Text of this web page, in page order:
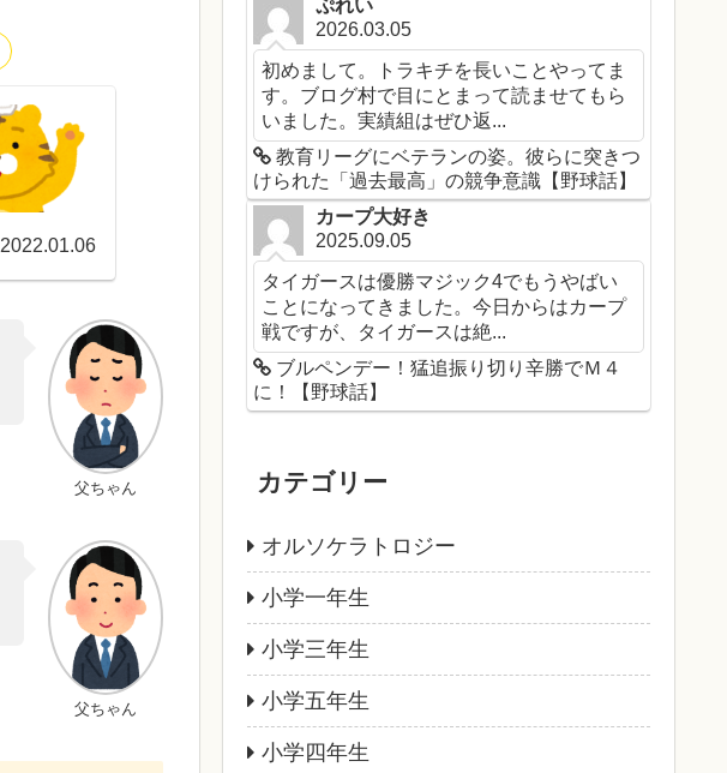
2022.01.06
父ちゃん
父ちゃん
ぷれい
2026.03.05
初めまして。トラキチを長いことやってま
す。ブログ村で目にとまって読ませてもら
いました。実績組はぜひ返...
教育リーグにベテランの姿。彼らに突きつ
けられた「過去最高」の競争意識【野球話】
カープ大好き
2025.09.05
タイガースは優勝マジック4でもうやばい
ことになってきました。今日からはカープ
戦ですが、タイガースは絶...
ブルペンデー！猛追振り切り辛勝でＭ４
に！【野球話】
カテゴリー
オルソケラトロジー
小学一年生
小学三年生
小学五年生
小学四年生